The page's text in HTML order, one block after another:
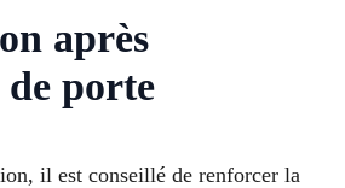
après
porte
il est conseillé de renforcer la